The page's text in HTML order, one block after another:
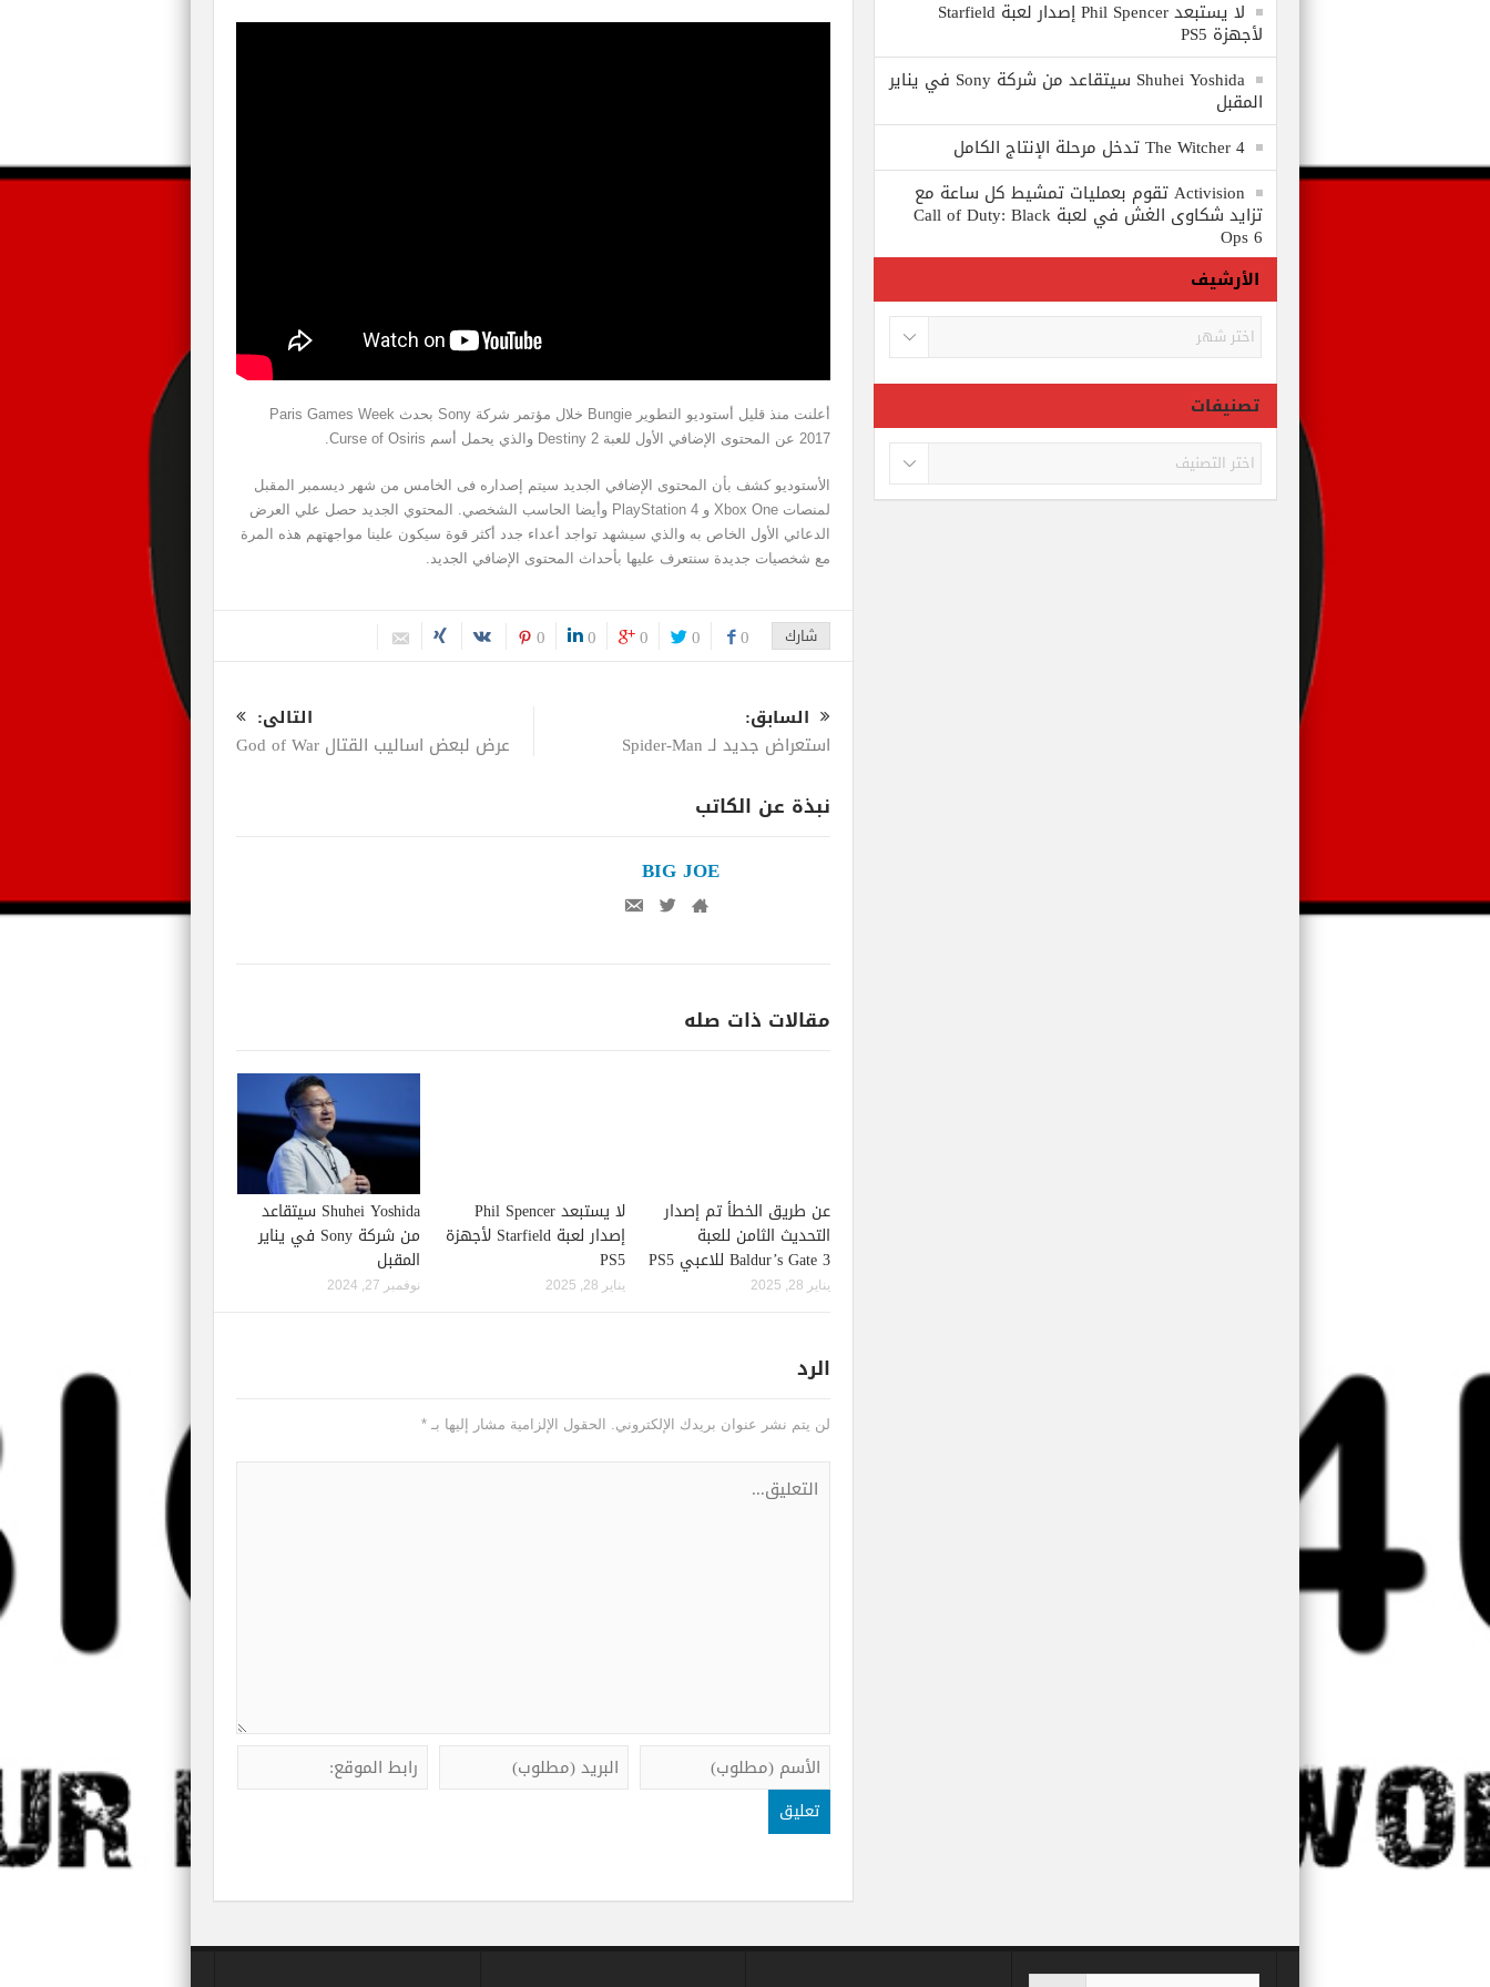
أعلنت منذ قليل أستوديو التطوير Bungie خلال مؤتمر شركة Sony بحدث Paris Games Week
2017 عن المحتوى الإضافي الأول للعبة Destiny 2 والذي يحمل أسم Curse of Osiris.
الأستوديو كشف بأن المحتوى الإضافي الجديد سيتم إصداره فى الخامس من شهر ديسمبر المقبل
لمنصات Xbox One و PlayStation 4 وأيضا الحاسب الشخصي. المحتوي الجديد حصل علي العرض
الدعائي الأول الخاص به والذي سيشهد تواجد أعداء جدد أكثر قوة سيكون علينا مواجهتهم هذه المرة
مع شخصيات جديدة سنتعرف عليها بأحداث المحتوى الإضافي الجديد.
شارك 0
0
0
0
0
السابق:
استعراض جديد لـ Spider-Man
التالى:
عرض لبعض اساليب القتال God of War
نبذة عن الكاتب
BIG JOE
مقالات ذات صله
عن طريق الخطأ تم إصدار
التحديث الثامن للعبة
Baldur’s Gate 3 للاعبي PS5
يناير 28, 2025
لا يستبعد Phil Spencer
إصدار لعبة Starfield لأجهزة
PS5
يناير 28, 2025
Shuhei Yoshida سيتقاعد
من شركة Sony في يناير
المقبل
نوفمبر 27, 2024
الرد
لن يتم نشر عنوان بريدك الإلكتروني. الحقول الإلزامية مشار إليها بـ *
لا يستبعد Phil Spencer إصدار لعبة Starfield
لأجهزة PS5
Shuhei Yoshida سيتقاعد من شركة Sony في يناير
المقبل
The Witcher 4 تدخل مرحلة الإنتاج الكامل
Activision تقوم بعمليات تمشيط كل ساعة مع
تزايد شكاوى الغش في لعبة Call of Duty: Black
Ops 6
الأرشيف
الأرشيف
تصنيفات
تصنيفات